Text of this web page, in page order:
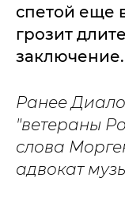
спетой еще
грозит
заключение.
Ранее
"ветераны
слова
адвокат